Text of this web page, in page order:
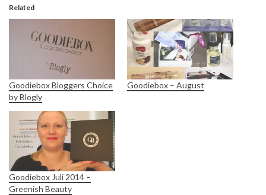
Related
Goodiebox Bloggers Choice
by Blogly
Goodiebox – August
Goodiebox Juli 2014 –
Greenish Beauty